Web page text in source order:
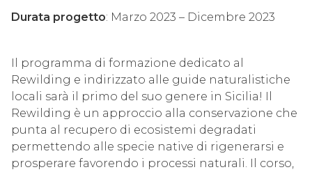
Durata progetto: Marzo 2023 – Dicembre 2023
Il programma di formazione dedicato al
Rewilding e indirizzato alle guide naturalistiche
locali sarà il primo del suo genere in Sicilia! Il
Rewilding è un approccio alla conservazione che
punta al recupero di ecosistemi degradati
permettendo alle specie native di rigenerarsi e
prosperare favorendo i processi naturali. Il corso,